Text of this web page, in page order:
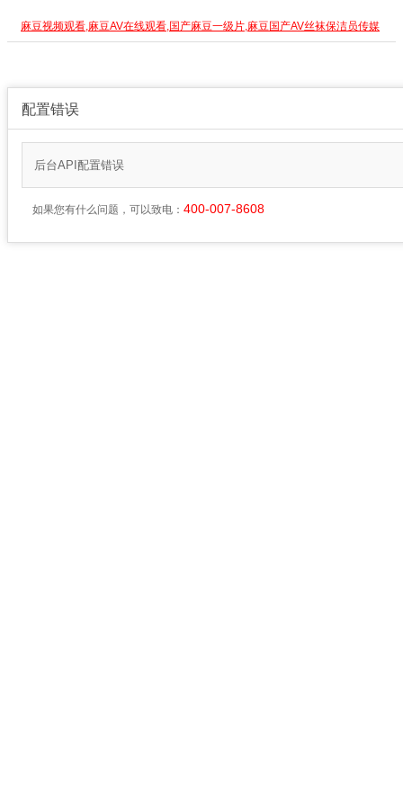
麻豆视频观看,麻豆AV在线观看,国产麻豆一级片,麻豆国产AV丝袜保洁员传媒
配置错误
后台API配置错误
如果您有什么问题，可以致电： 400-007-8608